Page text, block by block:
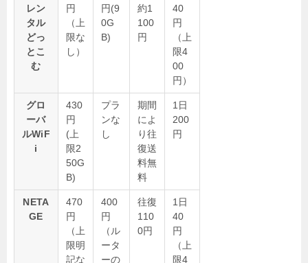
レン
タル
どっ
とこ
む
円
（上
限な
し）
円(9
0G
B)
約1
100
円
40
円
（上
限4
00
円）
グロ
ーバ
ルWiF
i
430
円
(上
限2
50G
B)
プラ
ンな
し
期間
によ
り往
復送
料無
料
1日
200
円
NETA
GE
470
円
（上
限明
記な
400
円
（ル
ータ
ーの
往復
110
0円
1日
40
円
（上
限4